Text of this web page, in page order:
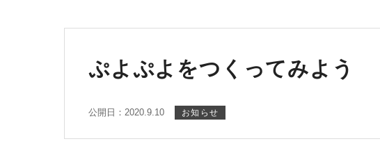
ぷよぷよをつくってみよう
公開日：2020.9.10 お知らせ